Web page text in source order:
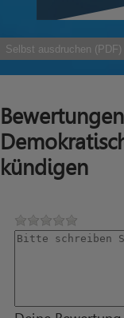
Selbst ausdruchen (PDF)
kündigen